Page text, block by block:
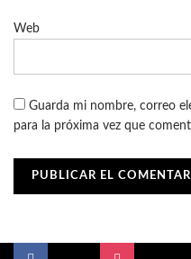
Web
Guarda mi nombre, correo
para la próxima vez que